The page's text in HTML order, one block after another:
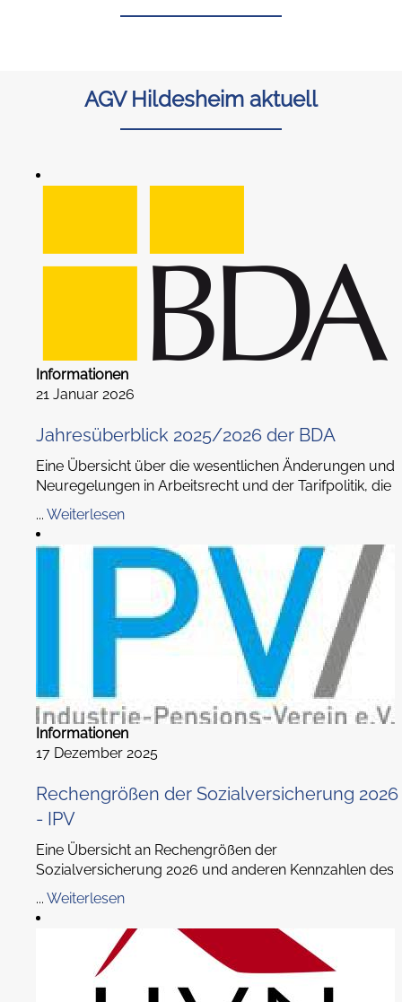
AGV Hildesheim aktuell
Informationen
21 Januar 2026
Jahresüberblick 2025/2026 der BDA
Eine Übersicht über die wesentlichen Änderungen und
Neuregelungen in Arbeitsrecht und der Tarifpolitik, die
... Weiterlesen
Informationen
17 Dezember 2025
Rechengrößen der Sozialversicherung 2026
- IPV
Eine Übersicht an Rechengrößen der
Sozialversicherung 2026 und anderen Kennzahlen des
... Weiterlesen